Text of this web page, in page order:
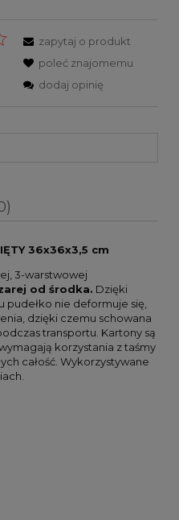
zapytaj o produkt
poleć znajomemu
dodaj opinię
kosztów płatności
36x36x3,5 cm
3-warstwowej
od środka. Dzięki
nie deformuje się,
dzięki czemu schowana
transportu. Kartony są
korzystania z taśmy
całość. Wykorzystywane